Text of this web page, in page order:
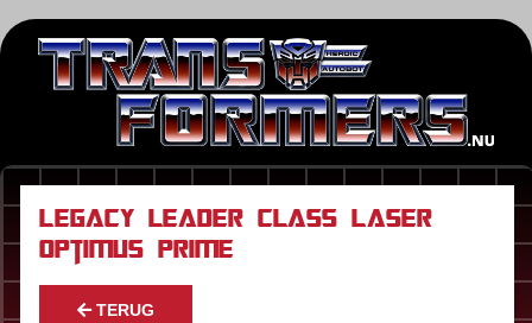
Legacy leader class Laser
Optimus Prime
TERUG